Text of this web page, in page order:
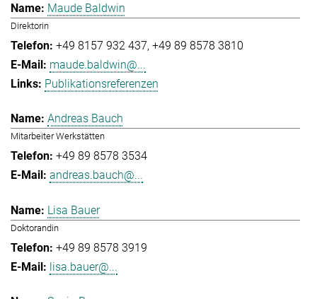
Maude Baldwin
Direktorin
+49 8157 932 437 +49 89 8578 3810
maude.baldwin@...
Publikationsreferenzen
Andreas Bauch
Mitarbeiter Werkstätten
+49 89 8578 3534
andreas.bauch@...
Lisa Bauer
Doktorandin
+49 89 8578 3919
lisa.bauer@...